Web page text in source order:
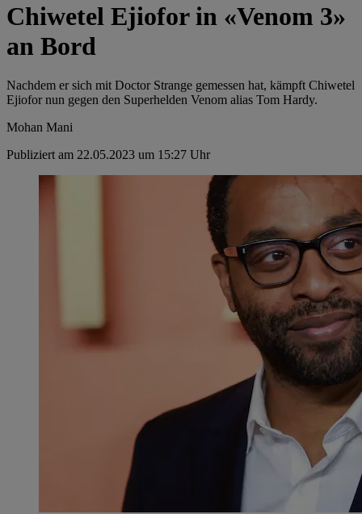
Chiwetel Ejiofor in «Venom 3»
an Bord
Nachdem er sich mit Doctor Strange gemessen hat, kämpft Chiwetel
Ejiofor nun gegen den Superhelden Venom alias Tom Hardy.
Mohan Mani
Publiziert am 22.05.2023 um 15:27 Uhr